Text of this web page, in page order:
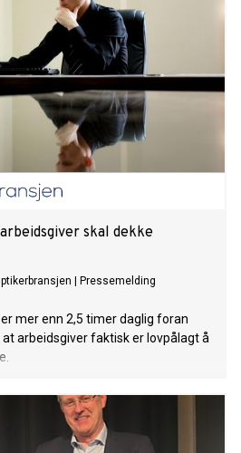
skal dekke
Pressemelding
mer enn 2,5 timer daglig foran
arbeidsgiver faktisk er lovpålagt å